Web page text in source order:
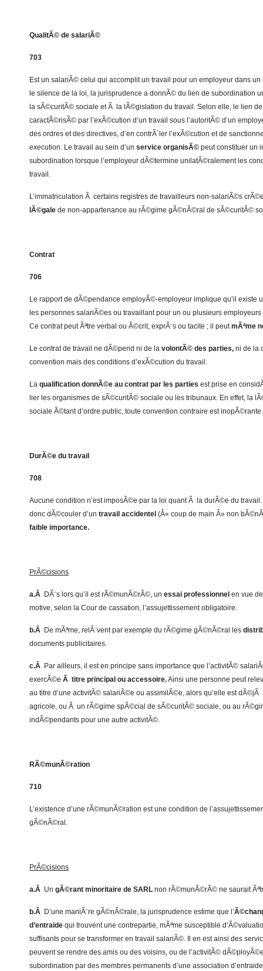
QualitÃ© de salariÃ©
703
Est un salariÃ© celui qui accomplit un travail pour un employeur dans un
le silence de la loi, la jurisprudence a donnÃ© du lien de subordination
la sÃ©curitÃ© sociale et Ã la lÃ©gislation du travail. Selon elle, le lien
caractÃ©risÃ© par l’exÃ©cution d’un travail sous l’autoritÃ© d’un
des ordres et des directives, d’en contrÃ´ler l’exÃ©cution et de
execution. Le travail au sein d’un service organisÃ© peut constituer un
subordination lorsque l’employeur dÃ©termine unilatÃ©ralement les
travail.
L’immatriculation Ã certains registres de travailleurs non-salariÃ©s
lÃ©gale de non-appartenance au rÃ©gime gÃ©nÃ©ral de sÃ©curitÃ©
Contrat
706
Le rapport de dÃ©pendance employÃ©-employeur implique qu’il existe
les personnes salariÃ©es ou travaillant pour un ou plusieurs employeurs
Ce contrat peut Ãªtre verbal ou Ã©crit, exprÃ¨s ou tacite ; il peutmÃªme
Le contrat de travail ne dÃ©pend ni de la volontÃ© des parties, ni de la
convention mais des conditions d’exÃ©cution du travail.
La qualification donnÃ©e au contrat par les parties est prise en
lier les organismes de sÃ©curitÃ© sociale ou les tribunaux. En effet, la
sociale Ã©tant d’ordre public, toute convention contraire est inopÃ©rante.
DurÃ©e du travail
708
Aucune condition n’est imposÃ©e par la loi quant Ã la durÃ©e du travail.
donc dÃ©couler d’un travail accidentel (Â« coup de main Â» non
faible importance.
PrÃ©cisions
a.Â DÃ¨s lors qu’il est rÃ©munÃ©rÃ©, un essai professionnel en vue
motive, selon la Cour de cassation, l’assujettissement obligatoire.
b.Â De mÃªme, relÃ¨vent par exemple du rÃ©gime gÃ©nÃ©ral les
documents publicitaires.
c.Â Par ailleurs, il est en principe sans importance que l’activitÃ©
exercÃ©e Ã titre principal ou accessoire.Ainsi une personne peut
au titre d’une activitÃ© salariÃ©e ou assimilÃ©e, alors qu’elle est
agricole, ou Ã un rÃ©gime spÃ©cial de sÃ©curitÃ© sociale, ou au
indÃ©pendants pour une autre activitÃ©.
RÃ©munÃ©ration
710
L’existence d’une rÃ©munÃ©ration est une condition de
gÃ©nÃ©ral.
PrÃ©cisions
a.Â Un gÃ©rant minoritaire de SARL non rÃ©munÃ©rÃ© ne saurait
b.Â D’une maniÃ¨re gÃ©nÃ©rale, la jurisprudence estime que l’
d’entraide qui trouvent une contrepartie, mÃªme susceptible
suffisants pour se transformer en travail salariÃ©. Il en est ainsi des
peuvent se rendre des amis ou des voisins, ou de l’activitÃ©
subordination par des membres permanents d’une association